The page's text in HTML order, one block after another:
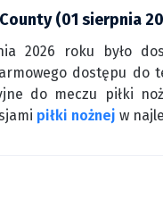
(01 sierpnia
2026 roku było
dostępu do
do meczu piłki
piłki nożnej w